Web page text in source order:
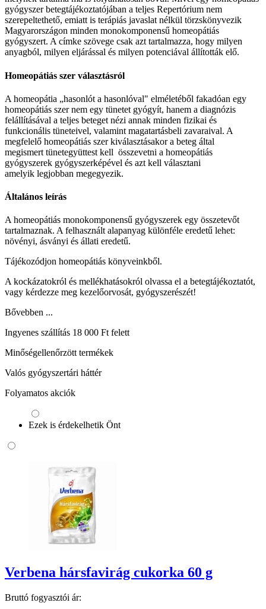
gyógyszer betegtájékoztatójában a teljes Repertórium nem
szerepeltethető, emiatt is terápiás javaslat nélkül törzskönyvezik
Magyarországon minden monokomponensű homeopátiás
gyógyszert. A címke szövege csak azt tartalmazza, hogy milyen
anyagból, milyen eljárással és milyen potenciával állították elő.
Homeopátiás szer választásról
A homeopátia „hasonlót a hasonlóval" elméletéből fakadóan egy
homeopátiás szer nem egy tünetet gyógyít, hanem a diagnózis
felállításával a teljes beteget nézi annak minden fizikai és
funkcionális tüneteivel, valamint magatartásbeli zavaraival. A
megfelelő homeopátiás szer kiválasztásakor a beteg által
megismert tünetegyüttest kell összevetni a homeopátiás
gyógyszerek gyógyszerképével és azt kell választani
amelyik legjobban megegyezik.
Általános leírás
A homeopátiás monokomponensű gyógyszerek egy összetevőt
tartalmaznak. A felhasznált alapanyag különféle eredetű lehet:
növényi, ásványi és állati eredetű.
Tájékozódjon homeopátiás könyveinkből.
A kockázatokról és mellékhatásokról olvassa el a betegtájékoztatót,
vagy kérdezze meg kezelőorvosát, gyógyszerészét!
Bővebben ...
Ingyenes szállítás 18 000 Ft felett
Minőségellenőrzött termékek
Valós gyógyszertári háttér
Folyamatos akciók
Ezek is érdekelhetik Önt
Verbena hársfavirág cukorka 60 g
Bruttó fogyasztói ár: